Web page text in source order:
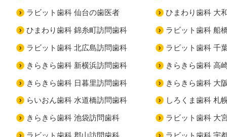
ラビット歯科 仙台の歯医者 ひまわり歯科 大
ひまわり歯科 錦糸町訪問歯科 ラビット歯科 船
ラビット歯科 北広島訪問歯科 ラビット歯科 千
きらきら歯科 新横浜訪問歯科 きらきら歯科 高
きらきら歯科 日暮里訪問歯科 きらきら歯科 大
らいおん歯科 水道橋訪問歯科 しろくま歯科 札
きらきら歯科 池袋訪問歯科 ラビット歯科 大
ラビット歯科 郡山訪問歯科 ラビット歯科 宇